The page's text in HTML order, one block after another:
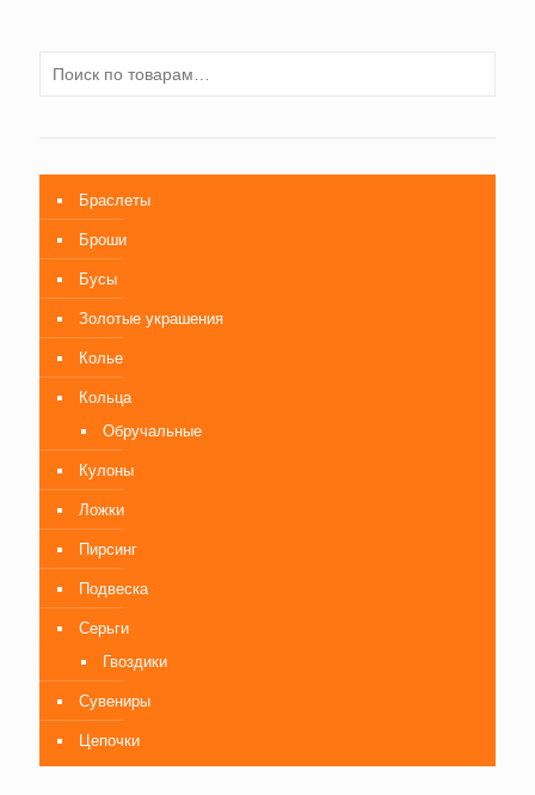
Браслеты
Броши
Бусы
Золотые украшения
Колье
Кольца
Обручальные
Кулоны
Ложки
Пирсинг
Подвеска
Серьги
Гвоздики
Сувениры
Цепочки